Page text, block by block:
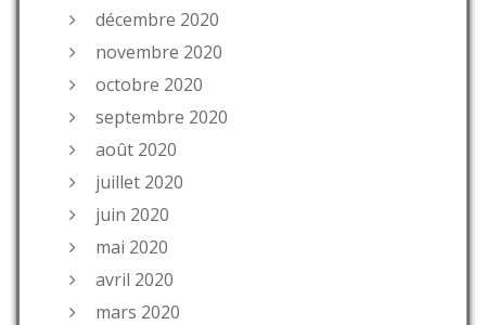
décembre 2020
novembre 2020
octobre 2020
septembre 2020
août 2020
juillet 2020
juin 2020
mai 2020
avril 2020
mars 2020